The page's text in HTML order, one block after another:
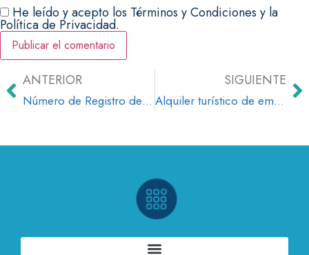
He leído y acepto los Términos y Condiciones y la
Política de Privacidad.
ANTERIOR
Número de Registro de Alquiler Turístico en España: Todo lo que Necesitas Saber
SIGUIENTE
Alquiler turístico de embarcaciones para alojamiento